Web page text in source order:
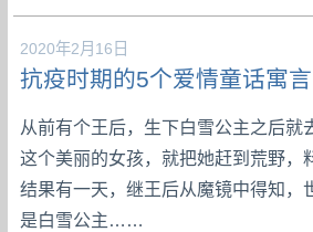
2020年2月16日
抗疫时期的5个爱情童话寓言
从前有个王后，生下白雪公主之后就
这个美丽的女孩，就把她赶到荒野，
结果有一天，继王后从魔镜中得知，
是白雪公主……